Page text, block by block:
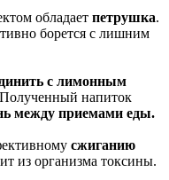
обладает петрушка.
борется с лишним
с лимонным
напиток
между приемами еды.
сжиганию
из организма токсины.